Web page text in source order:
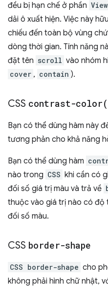
đều bị hạn chế ở phần
dải ô xuất hiện. Việc này
chiếu đến toàn bộ vùng
dòng thời gian. Tính năng
đặt tên scroll vào nhóm
cover , contain ).
CSS contrast-color(
Bạn có thể dùng hàm này
tương phản cho khả năng
Bạn có thể dùng hàm
nào trong CSS khi cần có
đối số giá trị màu và trả về
thuộc vào giá trị nào có độ
đối số màu.
CSS border-shape
CSS border-shape cho
không phải hình chữ nhật,